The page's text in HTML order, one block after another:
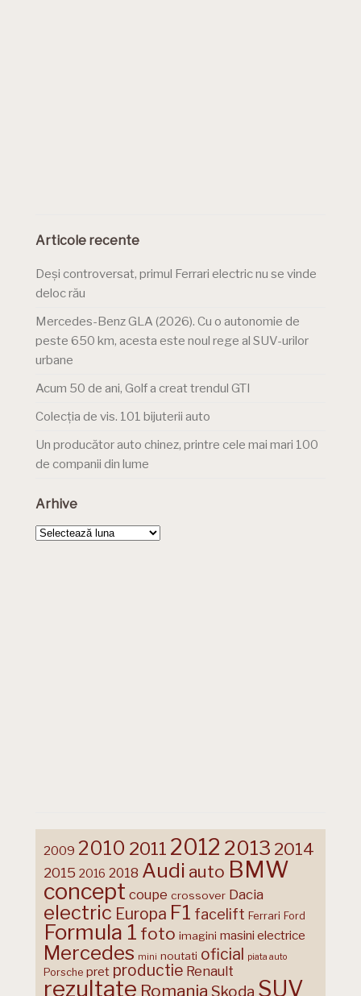
Articole recente
Deși controversat, primul Ferrari electric nu se vinde
deloc rău
Mercedes-Benz GLA (2026). Cu o autonomie de
peste 650 km, acesta este noul rege al SUV-urilor
urbane
Acum 50 de ani, Golf a creat trendul GTI
Colecția de vis. 101 bijuterii auto
Un producător auto chinez, printre cele mai mari 100
de companii din lume
Arhive
Arhive
2009 2010 2011 2012 2013 2014
2015 2016 2018 Audi auto BMW
concept coupe crossover Dacia
electric Europa F1 facelift Ferrari Ford
Formula 1 foto imagini masini electrice
Mercedes mini noutati oficial piata auto
Porsche pret productie Renault
rezultate Romania Skoda SUV